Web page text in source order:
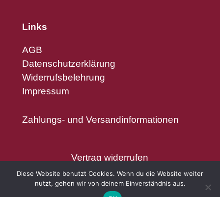
Links
AGB
Datenschutzerklärung
Widerrufsbelehrung
Impressum
Zahlungs- und Versandinformationen
Vertrag widerrufen
Diese Website benutzt Cookies. Wenn du die Website weiter
nutzt, gehen wir von deinem Einverständnis aus.